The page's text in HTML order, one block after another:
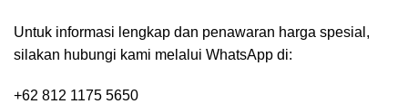
Untuk informasi lengkap dan penawaran harga spesial,
silakan hubungi kami melalui WhatsApp di:
+62 812 1175 5650